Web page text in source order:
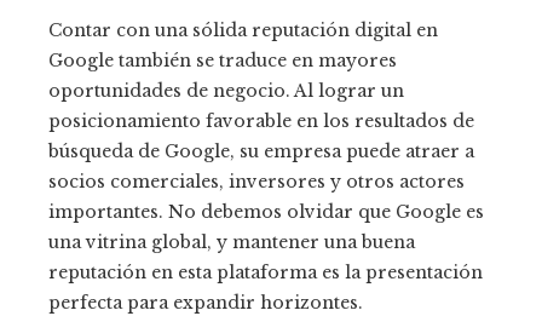
Contar con una sólida reputación digital en
Google también se traduce en mayores
oportunidades de negocio. Al lograr un
posicionamiento favorable en los resultados de
búsqueda de Google, su empresa puede atraer a
socios comerciales, inversores y otros actores
importantes. No debemos olvidar que Google es
una vitrina global, y mantener una buena
reputación en esta plataforma es la presentación
perfecta para expandir horizontes.